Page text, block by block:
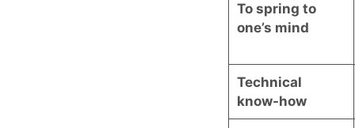
To spring to
one’s mind
Technical
know-how